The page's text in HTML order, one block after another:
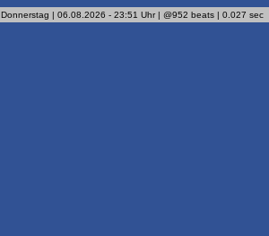
Donnerstag | 06.08.2026 - 23:51 Uhr | @952 beats | 0.027 sec